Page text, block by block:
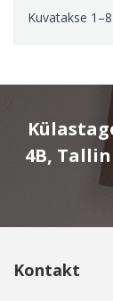
Kuvatakse
4B,
Kontakt